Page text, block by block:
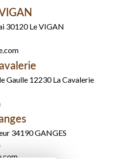
30120 Le VIGAN
Gaulle 12230 La Cavalerie
34190 GANGES